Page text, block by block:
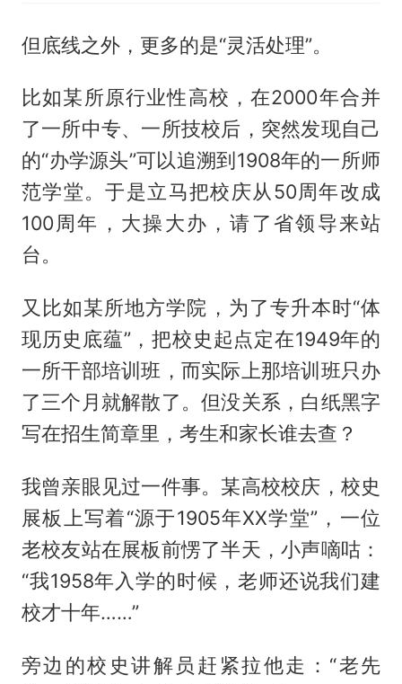
但底线之外，更多的是“灵活处理”。
比如某所原行业性高校，在2000年合并
了一所中专、一所技校后，突然发现自己
的“办学源头”可以追溯到1908年的一所师
范学堂。于是立马把校庆从50周年改成
100周年，大操大办，请了省领导来站
台。
又比如某所地方学院，为了专升本时“体
现历史底蕴”，把校史起点定在1949年的
一所干部培训班，而实际上那培训班只办
了三个月就解散了。但没关系，白纸黑字
写在招生简章里，考生和家长谁去查？
我曾亲眼见过一件事。某高校校庆，校史
展板上写着“源于1905年XX学堂”，一位
老校友站在展板前愣了半天，小声嘀咕：
“我1958年入学的时候，老师还说我们建
校才十年……”
旁边的校史讲解员赶紧拉他走：“老先